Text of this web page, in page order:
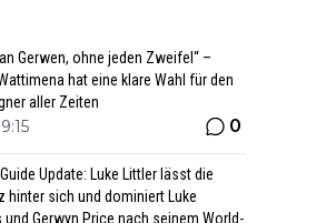
Gerwen, ohne jeden Zweifel“ –
hat eine klare Wahl für den
aller Zeiten
0
Update: Luke Littler lässt die
hinter sich und dominiert Luke
und Gerwyn Price nach seinem World-